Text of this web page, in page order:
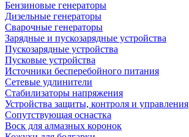
Бензиновые генераторы
Дизельные генераторы
Сварочные генераторы
Зарядные и пускозарядные устройства
Пускозарядные устройства
Пусковые устройства
Источники бесперебойного питания
Сетевые удлинители
Стабилизаторы напряжения
Устройства защиты, контроля и управления
Сопутствующая оснастка
Воск для алмазных коронок